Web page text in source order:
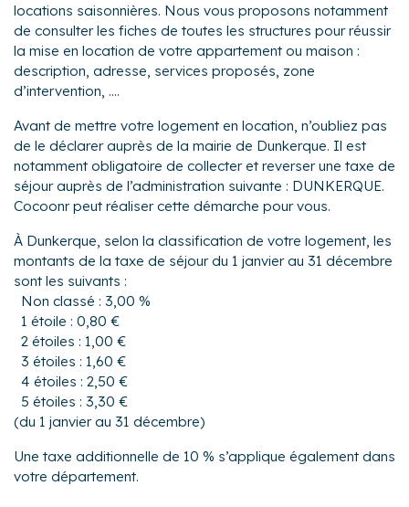
locations saisonnières. Nous vous proposons notamment
de consulter les fiches de toutes les structures pour réussir
la mise en location de votre appartement ou maison :
description, adresse, services proposés, zone
d’intervention, ....
Avant de mettre votre logement en location, n’oubliez pas
de le déclarer auprès de la mairie de Dunkerque. Il est
notamment obligatoire de collecter et reverser une taxe de
séjour auprès de l’administration suivante : DUNKERQUE.
Cocoonr peut réaliser cette démarche pour vous.
À Dunkerque, selon la classification de votre logement, les
montants de la taxe de séjour du 1 janvier au 31 décembre
sont les suivants :
Non classé : 3,00 %
1 étoile : 0,80 €
2 étoiles : 1,00 €
3 étoiles : 1,60 €
4 étoiles : 2,50 €
5 étoiles : 3,30 €
(du 1 janvier au 31 décembre)
Une taxe additionnelle de 10 % s’applique également dans
votre département.